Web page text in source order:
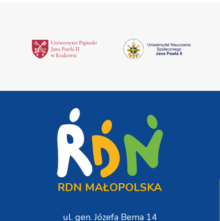
RDN MAŁOPOLSKA
ul. gen. Józefa Bema 14